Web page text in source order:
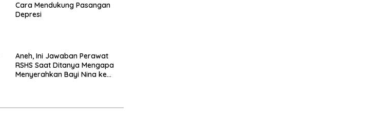
Cara Mendukung Pasangan
Depresi
Aneh, Ini Jawaban Perawat
RSHS Saat Ditanya Mengapa
Menyerahkan Bayi Nina ke